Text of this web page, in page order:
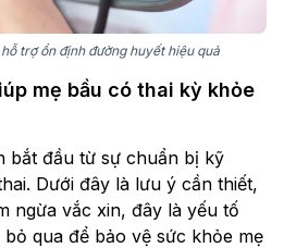
trợ ổn định đường huyết hiệu quả
mẹ bầu có thai kỳ khỏe
bắt đầu từ sự chuẩn bị kỹ
Dưới đây là lưu ý cần thiết,
ngừa vắc xin, đây là yếu tố
qua để bảo vệ sức khỏe mẹ